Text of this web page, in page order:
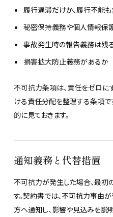
履行遅滞だけか、履行不能
秘密保持義務や個人情報保
事故発生時の報告義務は残
損害拡大防止義務があるか
不可抗力条項は、責任をゼロに
ける責任分配を整理する条項で
的に見ておきます。
通知義務と代替措置
不可抗力が発生した場合、最
す。契約書では、不可抗力事由
方へ通知し、影響や見込みを説